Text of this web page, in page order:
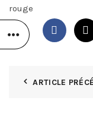
rouge
ARTICLE